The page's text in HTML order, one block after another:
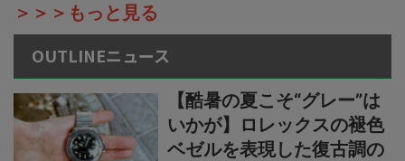
＞＞＞もっと見る
OUTLINEニュース
【酷暑の夏こそ“グレー”は
いかが】ロレックスの褪色
ベゼルを表現した復古調の